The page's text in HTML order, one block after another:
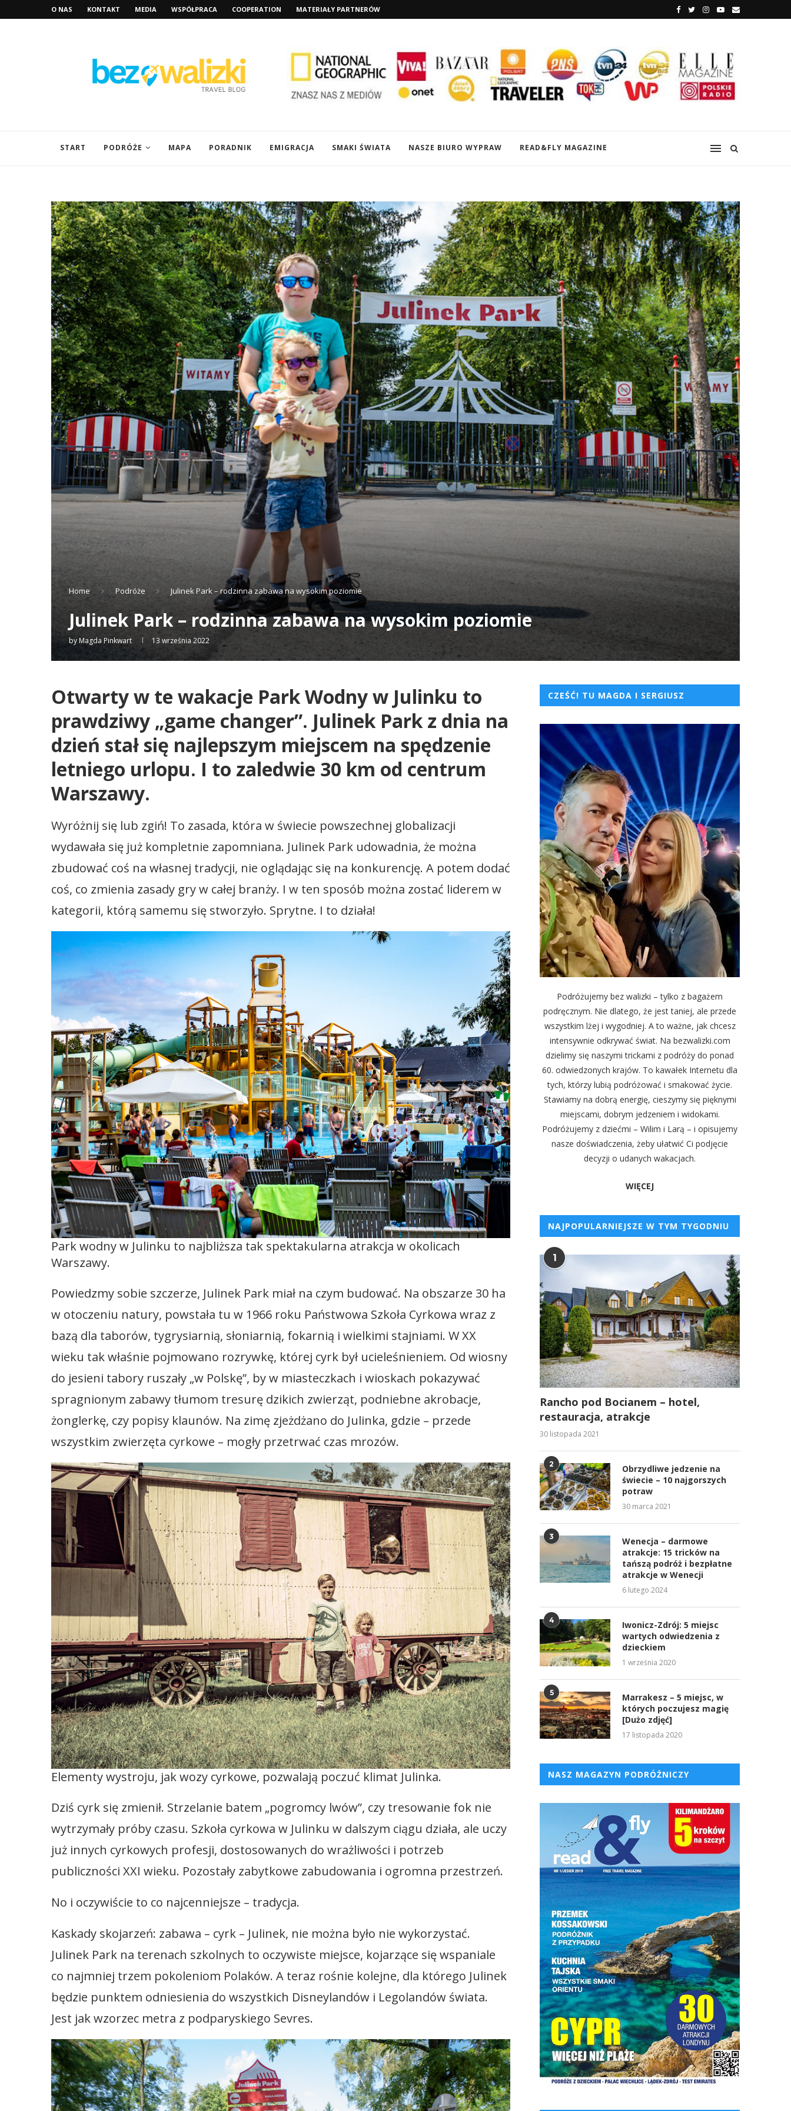
O NAS KONTAKT MEDIA WSPÓŁPRACA COOPERATION MATERIAŁY PARTNERÓW
START PODRÓŻE MAPA PORADNIK EMIGRACJA SMAKI ŚWIATA NASZE BIURO WYPRAW READ&FLY MAGAZINE
Home Podróże Julinek Park – rodzinna zabawa na wysokim poziomie
Julinek Park – rodzinna zabawa na wysokim poziomie
byMagda Pinkwart 13 września 2022
Otwarty w te wakacje Park Wodny w Julinku to
prawdziwy „game changer”. Julinek Park z dnia na
dzień stał się najlepszym miejscem na spędzenie
letniego urlopu. I to zaledwie 30 km od centrum
Warszawy.
Wyróżnij się lub zgiń! To zasada, która w świecie powszechnej globalizacji
wydawała się już kompletnie zapomniana. Julinek Park udowadnia, że można
zbudować coś na własnej tradycji, nie oglądając się na konkurencję. A potem dodać
coś, co zmienia zasady gry w całej branży. I w ten sposób można zostać liderem w
kategorii, którą samemu się stworzyło. Sprytne. I to działa!
Park wodny w Julinku to najbliższa tak spektakularna atrakcja w okolicach
Warszawy.
Powiedzmy sobie szczerze, Julinek Park miał na czym budować. Na obszarze 30 ha
w otoczeniu natury, powstała tu w 1966 roku Państwowa Szkoła Cyrkowa wraz z
bazą dla taborów, tygrysiarnią, słoniarnią, fokarnią i wielkimi stajniami. W XX
wieku tak właśnie pojmowano rozrywkę, której cyrk był ucieleśnieniem. Od wiosny
do jesieni tabory ruszały „w Polskę”, by w miasteczkach i wioskach pokazywać
spragnionym zabawy tłumom tresurę dzikich zwierząt, podniebne akrobacje,
żonglerkę, czy popisy klaunów. Na zimę zjeżdżano do Julinka, gdzie – przede
wszystkim zwierzęta cyrkowe – mogły przetrwać czas mrozów.
Elementy wystroju, jak wozy cyrkowe, pozwalają poczuć klimat Julinka.
Dziś cyrk się zmienił. Strzelanie batem „pogromcy lwów”, czy tresowanie fok nie
wytrzymały próby czasu. Szkoła cyrkowa w Julinku w dalszym ciągu działa, ale uczy
już innych cyrkowych profesji, dostosowanych do wrażliwości i potrzeb
publiczności XXI wieku. Pozostały zabytkowe zabudowania i ogromna przestrzeń.
No i oczywiście to co najcenniejsze – tradycja.
Kaskady skojarzeń: zabawa – cyrk – Julinek, nie można było nie wykorzystać.
Julinek Park na terenach szkolnych to oczywiste miejsce, kojarzące się wspaniale
co najmniej trzem pokoleniom Polaków. A teraz rośnie kolejne, dla którego Julinek
będzie punktem odniesienia do wszystkich Disneylandów i Legolandów świata.
Jest jak wzorzec metra z podparyskiego Sevres.
CZEŚĆ! TU MAGDA I SERGIUSZ
Podróżujemy bez walizki – tylko z bagażem
podręcznym. Nie dlatego, że jest taniej, ale przede
wszystkim lżej i wygodniej. A to ważne, jak chcesz
intensywnie odkrywać świat. Na bezwalizki.com
dzielimy się naszymi trickami z podróży do ponad
60. odwiedzonych krajów. To kawałek Internetu dla
tych, którzy lubią podróżować i smakować życie.
Stawiamy na dobrą energię, cieszymy się pięknymi
miejscami, dobrym jedzeniem i widokami.
Podróżujemy z dziećmi – Wilim i Larą – i opisujemy
nasze doświadczenia, żeby ułatwić Ci podjęcie
decyzji o udanych wakacjach.
WIĘCEJ
NAJPOPULARNIEJSZE W TYM TYGODNIU
1
Rancho pod Bocianem – hotel,
restauracja, atrakcje
30 listopada 2021
2
Obrzydliwe jedzenie na
świecie – 10 najgorszych
potraw
30 marca 2021
3
Wenecja – darmowe
atrakcje: 15 tricków na
tańszą podróż i bezpłatne
atrakcje w Wenecji
6 lutego 2024
4
Iwonicz-Zdrój: 5 miejsc
wartych odwiedzenia z
dzieckiem
1 września 2020
5
Marrakesz – 5 miejsc, w
których poczujesz magię
[Dużo zdjęć]
17 listopada 2020
NASZ MAGAZYN PODRÓŻNICZY